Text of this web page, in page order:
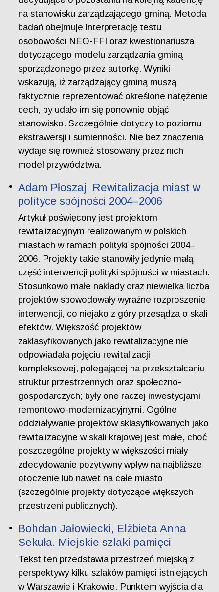
na stanowisku zarządzającego gminą. Metoda
badań obejmuje interpretację testu
osobowości NEO-FFI oraz kwestionariusza
dotyczącego modelu zarządzania gminą
sporządzonego przez autorkę. Wyniki
wskazują, iż zarządzający gminą muszą
faktycznie reprezentować określone natężenie
cech, by udało im się ponownie objąć
stanowisko. Szczególnie dotyczy to poziomu
ekstrawersji i sumienności. Nie bez znaczenia
wydaje się również stosowany przez nich
model przywództwa.
Adam Płoszaj. Rewitalizacja miast w
polityce spójności 2004–2006
Artykuł poświęcony jest projektom
rewitalizacyjnym realizowanym w polskich
miastach w ramach polityki spójności 2004–
2006. Projekty takie stanowiły jedynie małą
część interwencji polityki spójności w miastach.
Stosunkowo małe nakłady oraz niewielka liczba
projektów spowodowały wyraźne rozproszenie
interwencji, co niejako z góry przesądza o skali
efektów. Większość projektów
zaklasyfikowanych jako rewitalizacyjne nie
odpowiadała pojęciu rewitalizacji
kompleksowej, polegającej na przekształcaniu
struktur przestrzennych oraz społeczno-
gospodarczych; były one raczej inwestycjami
remontowo-modernizacyjnymi. Ogólne
oddziaływanie projektów sklasyfikowanych jako
rewitalizacyjne w skali krajowej jest małe, choć
poszczególne projekty w większości miały
zdecydowanie pozytywny wpływ na najbliższe
otoczenie lub nawet na całe miasto
(szczególnie projekty dotyczące większych
przestrzeni publicznych).
Bohdan Jałowiecki, Elżbieta Anna
Sekuła. Miejskie szlaki pamięci
Tekst ten przedstawia przestrzeń miejską z
perspektywy kilku szlaków pamięci istniejących
w Warszawie i Krakowie. Punktem wyjścia dla